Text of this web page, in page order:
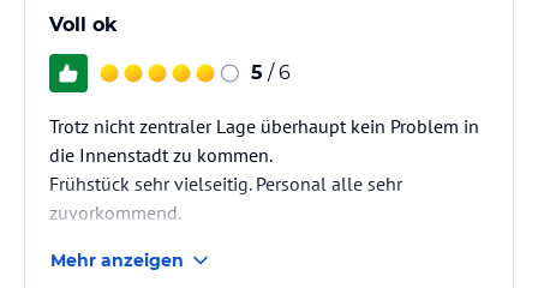
Voll ok
5 / 6
Trotz nicht zentraler Lage überhaupt kein Problem in
die Innenstadt zu kommen.
Frühstück sehr vielseitig. Personal alle sehr
zuvorkommend.
Mehr anzeigen